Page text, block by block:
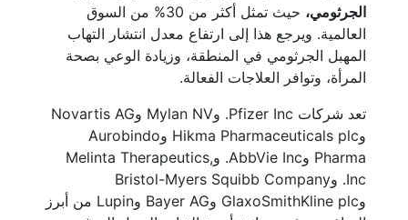
الجرثومي،
حيث تمثل أكثر من 30% من السوق
العالمية. ويرجع هذا إلى ارتفاع معدل انتشار التهاب
المهبل الجرثومي في المنطقة، وزيادة الوعي بصحة
المرأة، وتوافر العلاجات الفعالة.
تعد شركات Pfizer Inc. وMylan NV وNovartis AG
وHikma Pharmaceuticals plc وAurobindo
Pharma وAbbVie Inc. وMelinta Therapeutics,
Inc. وBristol-Myers Squibb Company
وGlaxoSmithKline plc وBayer AG وLupin من أبرز